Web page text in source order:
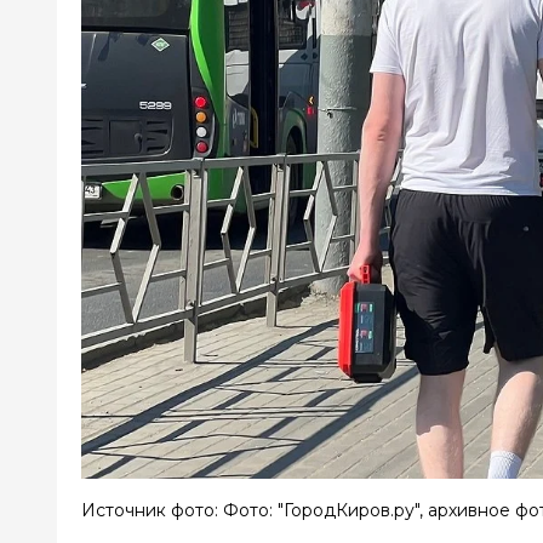
Источник фото: Фото: "ГородКиров.ру", архивное